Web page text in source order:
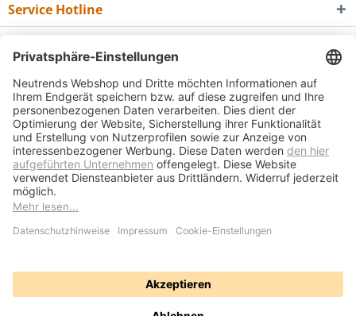
Service Hotline
Informationen
Newsletter
* Alle Preise inkl. gesetzl. Mehrwertsteuer zzgl.Versandkostenund ggf.
Nachnahmegebühren, wenn nicht anders beschrieben
Bedienungsanleitungen
Kontakt
Vertrag widerrufen
Datenschutz
AGB
Impressum